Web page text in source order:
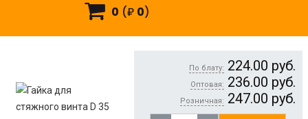
0 (₽ 0)
Гайка для стяжного винта D 35 мм
По блату: 224.00 руб.
Оптовая: 236.00 руб.
Розничная: 247.00 руб.